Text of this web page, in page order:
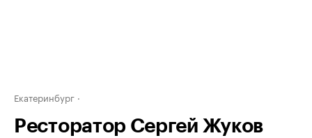
Екатеринбург
Ресторатор Сергей Жуков